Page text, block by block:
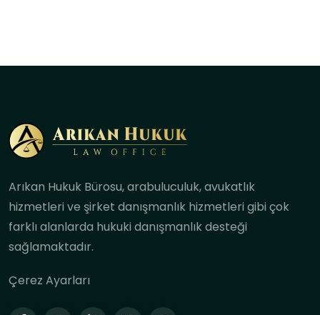
Arıkan Hukuk Bürosu, arabuluculuk, avukatlık
hizmetleri ve şirket danışmanlık hizmetleri gibi çok
farklı alanlarda hukuki danışmanlık desteği
sağlamaktadır.
Çerez Ayarları